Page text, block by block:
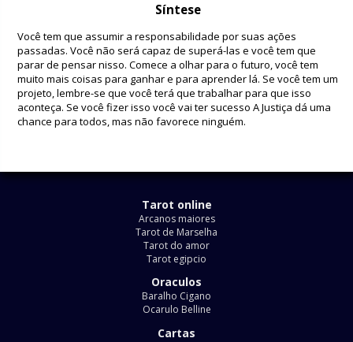
Síntese
Você tem que assumir a responsabilidade por suas ações
passadas. Você não será capaz de superá-las e você tem que
parar de pensar nisso. Comece a olhar para o futuro, você tem
muito mais coisas para ganhar e para aprender lá. Se você tem um
projeto, lembre-se que você terá que trabalhar para que isso
aconteça. Se você fizer isso você vai ter sucesso A Justiça dá uma
chance para todos, mas não favorece ninguém.
Tarot online
Arcanos maiores
Tarot de Marselha
Tarot do amor
Tarot egipcio
Oraculos
Baralho Cigano
Ocarulo Belline
Cartas